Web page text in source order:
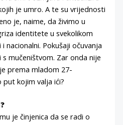
je umro. A te su vrijednosti
je, naime, da živimo u
identitete u svekolikom
nacionalni. Pokušaji očuvanja
mučeništvom. Zar onda nije
prema mladom 27-
put kojim valja ići?
je činjenica da se radi o